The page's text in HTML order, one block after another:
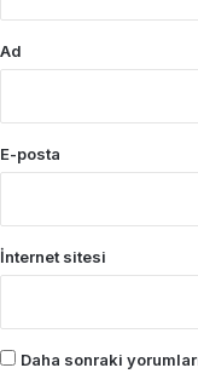
Ad
E-posta
İnternet sitesi
Daha sonraki